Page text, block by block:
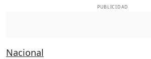
PUBLICIDAD
Nacional